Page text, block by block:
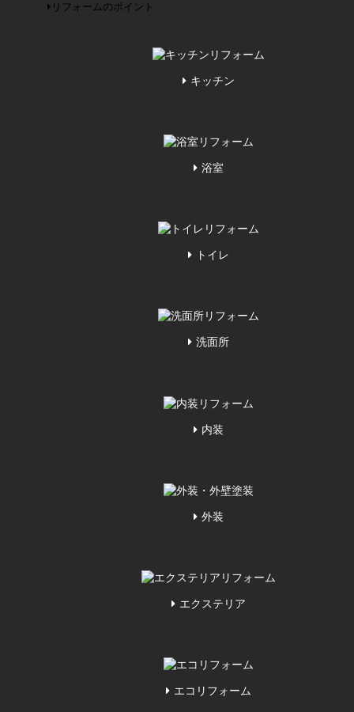
リフォームのポイント
キッチン
浴室
トイレ
洗面所
内装
外装
エクステリア
エコリフォーム